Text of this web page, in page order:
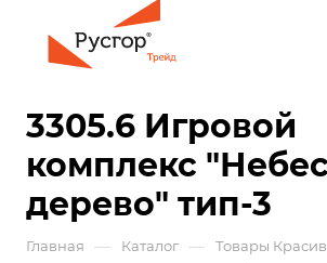
3305.6 Игровой
комплекс
дерево" тип-3
Главная — Каталог — Товары